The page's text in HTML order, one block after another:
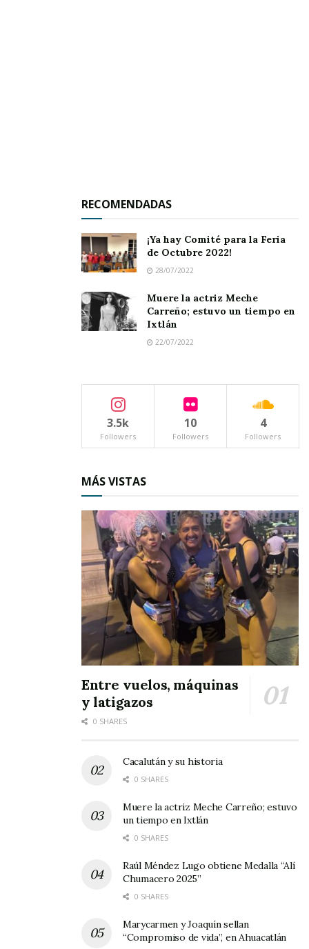
RECOMENDADAS
¡Ya hay Comité para la Feria
de Octubre 2022!
28/07/2022
Muere la actriz Meche
Carreño; estuvo un tiempo en
Ixtlán
22/07/2022
3.5k
Followers
10
Followers
4
Followers
MÁS VISTAS
Entre vuelos, máquinas
y latigazos
0 SHARES
Cacalután y su historia
0 SHARES
Muere la actriz Meche Carreño; estuvo
un tiempo en Ixtlán
0 SHARES
Raúl Méndez Lugo obtiene Medalla “Alí
Chumacero 2025”
0 SHARES
Marycarmen y Joaquín sellan
“Compromiso de vida”, en Ahuacatlán